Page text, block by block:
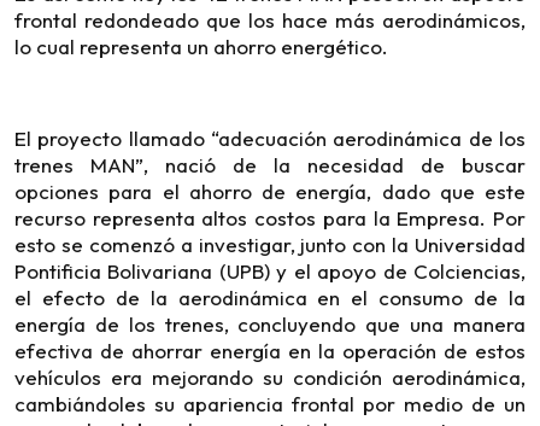
frontal redondeado que los hace más aerodinámicos,
lo cual representa un ahorro energético.
El proyecto llamado “adecuación aerodinámica de los
trenes MAN”, nació de la necesidad de buscar
opciones para el ahorro de energía, dado que este
recurso representa altos costos para la Empresa. Por
esto se comenzó a investigar, junto con la Universidad
Pontificia Bolivariana (UPB) y el apoyo de Colciencias,
el efecto de la aerodinámica en el consumo de la
energía de los trenes, concluyendo que una manera
efectiva de ahorrar energía en la operación de estos
vehículos era mejorando su condición aerodinámica,
cambiándoles su apariencia frontal por medio de un